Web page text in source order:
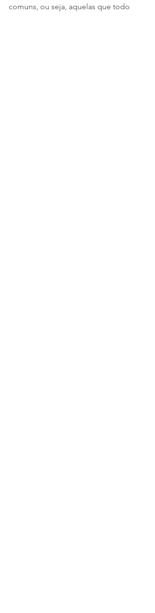
comuns, ou seja, aquelas que todo